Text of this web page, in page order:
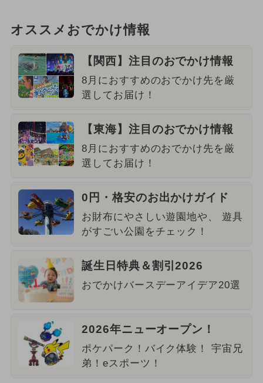
オススメおでかけ情報
【関西】注目のおでかけ情報
8月におすすめのおでかけ先を厳
選してお届け！
【東海】注目のおでかけ情報
8月におすすめのおでかけ先を厳
選してお届け！
0円・格安のお出かけガイド
お財布にやさしい遊園地や、 遊具
がすごい公園をチェック！
誕生日特典＆割引2026
おでかけバースデーアイデア20選
2026年ニューオープン！
ポケパーク！バイク体験！ 宇宙兄
弟！eスポーツ！